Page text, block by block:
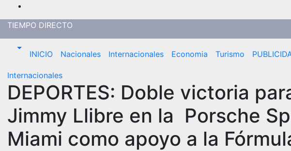
Saltar
al
contenido
TIEMPO DIRECTO
INICIO Nacionales Internacionales Economia Turismo
Internacionales
DEPORTES: Doble victoria
Jimmy Llibre en la Porsche
Miami como apoyo a la